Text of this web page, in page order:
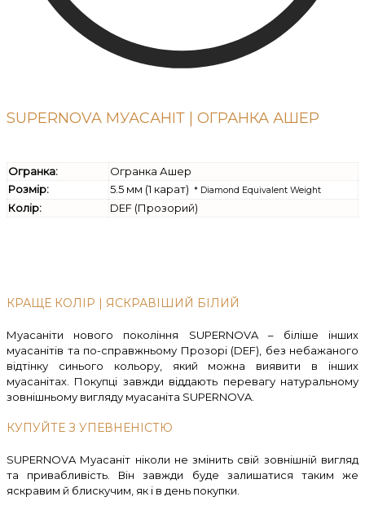
SUPERNOVA МУАСАНІТ | ОГРАНКА АШЕР
Огранка:
Огранка Ашер
Розмір:
5.5 мм (1 карат) * Diamond Equivalent Weight
Колір: DEF (Прозорий)
КРАЩЕ КОЛІР | ЯСКРАВІШИЙ БІЛИЙ
Муасаніти нового покоління SUPERNOVA – біліше інших
муасанітів та по-справжньому Прозорі (DEF), без небажаного
відтінку синього кольору, який можна виявити в інших
муасанітах. Покупці завжди віддають перевагу натуральному
зовнішньому вигляду муасаніта SUPERNOVA.
КУПУЙТЕ З УПЕВНЕНІСТЮ
SUPERNOVA Муасаніт ніколи не змінить свій зовнішній вигляд
та привабливість. Він завжди буде залишатися таким же
яскравим й блискучим, як і в день покупки.